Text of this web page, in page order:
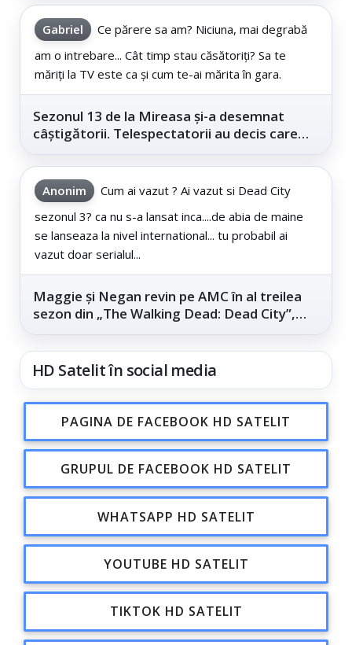
Gabriel
Ce părere sa am? Niciuna, mai degrabă
am o intrebare... Cât timp stau căsătoriți? Sa te
măriți la TV este ca și cum te-ai mărita în gara.
Sezonul 13 de la Mireasa și-a desemnat
câștigătorii. Telespectatorii au decis care
Anonim
Cum ai vazut ? Ai vazut si Dead City
sezonul 3? ca nu s-a lansat inca....de abia de maine
se lanseaza la nivel international... tu probabil ai
vazut doar serialul...
Maggie și Negan revin pe AMC în al treilea
sezon din „The Walking Dead: Dead City”,
HD Satelit în social media
PAGINA DE FACEBOOK HD SATELIT
GRUPUL DE FACEBOOK HD SATELIT
WHATSAPP HD SATELIT
YOUTUBE HD SATELIT
TIKTOK HD SATELIT